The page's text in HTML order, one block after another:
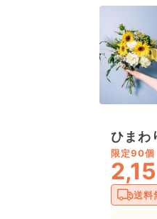
ひまわ
限定90個
送料